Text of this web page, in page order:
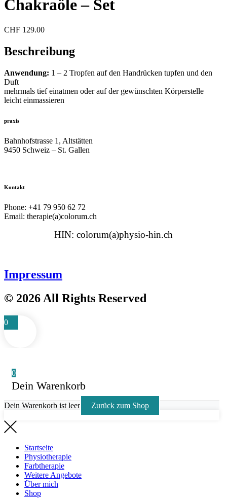
Chakraöle – Set
CHF 129.00
Beschreibung
Anwendung: 1 – 2 Tropfen auf den Handrücken tupfen und den
Duft
mehrmals tief einatmen oder auf der gewünschten Körperstelle
leicht einmassieren
praxis
Bahnhofstrasse 1, Altstätten
9450 Schweiz – St. Gallen
Kontakt
Phone: +41 79 950 62 72
Email: therapie(a)colorum.ch
HIN: colorum(a)physio-hin.ch
Impressum
© 2026 All Rights Reserved
0
0
Dein Warenkorb
Dein Warenkorb ist leer Zurück zum Shop
Startseite
Physiotherapie
Farbtherapie
Weitere Angebote
Über mich
Shop